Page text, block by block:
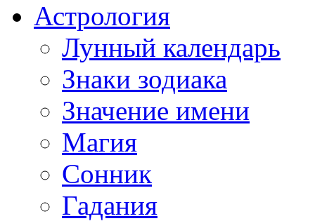
Астрология
Лунный календарь
Знаки зодиака
Значение имени
Магия
Сонник
Гадания